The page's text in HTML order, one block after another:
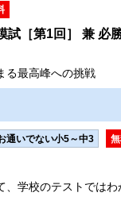
試［第1回］ 兼 必
る最高峰への挑戦
通いでない小5～中3
、学校のテストではわ